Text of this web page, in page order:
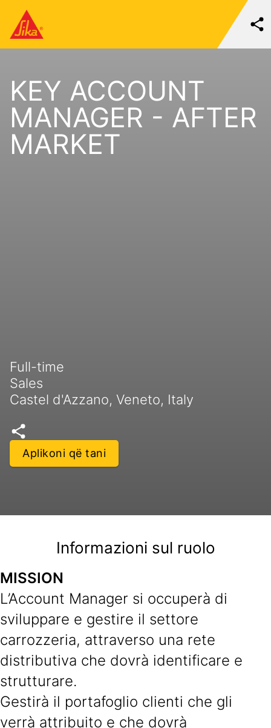
KEY ACCOUNT
MANAGER - AFTER
MARKET
Full-time
Sales
Castel d'Azzano, Veneto, Italy
Aplikoni që tani
Informazioni sul ruolo
MISSION
L’Account Manager si occuperà di
sviluppare e gestire il settore
carrozzeria, attraverso una rete
distributiva che dovrà identificare e
strutturare.
Gestirà il portafoglio clienti che gli
verrà attribuito e che dovrà